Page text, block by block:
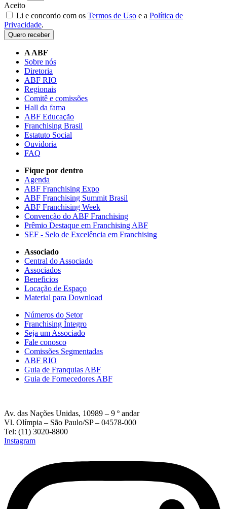
Aceito
Li e concordo com os Termos de Uso e a Política de
Privacidade.
Quero receber
A ABF
Sobre nós
Diretoria
ABF RIO
Regionais
Comitê e comissões
Hall da fama
ABF Educação
Franchising Brasil
Estatuto Social
Ouvidoria
FAQ
Fique por dentro
Agenda
ABF Franchising Expo
ABF Franchising Summit Brasil
ABF Franchising Week
Convenção do ABF Franchising
Prêmio Destaque em Franchising ABF
SEF - Selo de Excelência em Franchising
Associado
Central do Associado
Associados
Beneficios
Locação de Espaço
Material para Download
Números do Setor
Franchising Íntegro
Seja um Associado
Fale conosco
Comissões Segmentadas
ABF RIO
Guia de Franquias ABF
Guia de Fornecedores ABF
Av. das Nações Unidas, 10989 – 9 º andar
Vl. Olímpia – São Paulo/SP – 04578-000
Tel: (11) 3020-8800
Instagram